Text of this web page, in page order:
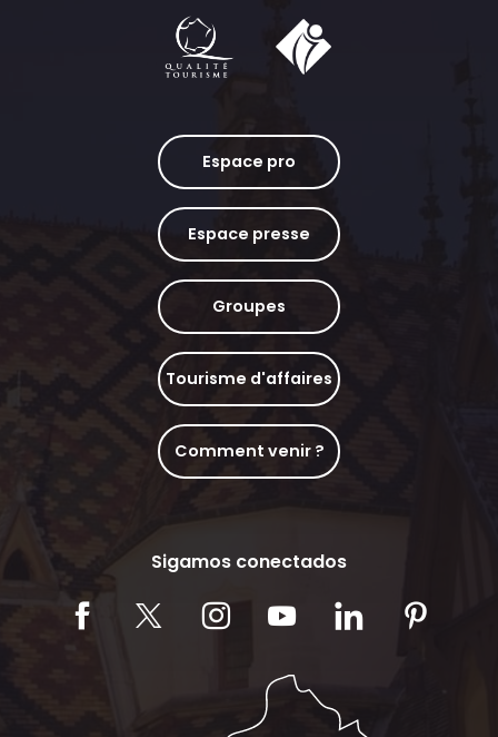
Espace pro
Espace presse
Groupes
Tourisme d'affaires
Comment venir ?
Sigamos conectados